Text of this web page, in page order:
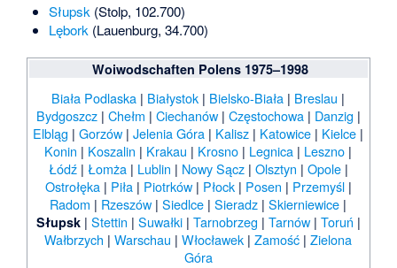
Słupsk (Stolp, 102.700)
Lębork (Lauenburg, 34.700)
Woiwodschaften Polens 1975–1998
Biała Podlaska | Białystok | Bielsko-Biała | Breslau |
Bydgoszcz| Chełm | Ciechanów| Częstochowa| Danzig |
Elbląg |Gorzów |Jelenia Góra | Kalisz | Katowice | Kielce |
Konin | Koszalin | Krakau | Krosno | Legnica | Leszno |
Łódź| Łomża| Lublin | Nowy Sącz| Olsztyn | Opole|
Ostrołęka| Piła| Piotrków| Płock| Posen | Przemyśl|
Radom | Rzeszów |Siedlce |Sieradz |Skierniewice |
Słupsk| Stettin | Suwałki| Tarnobrzeg | Tarnów| Toruń |
Wałbrzych |Warschau |Włocławek |Zamość |Zielona
Góra